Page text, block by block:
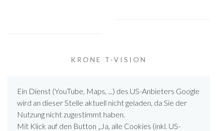
KRONE T-VISION
Ein Dienst (YouTube, Maps, ...) des US-Anbieters Google
wird an dieser Stelle aktuell nicht geladen, da Sie der
Nutzung nicht zugestimmt haben.
Mit Klick auf den Button „Ja, alle Cookies (inkl. US-